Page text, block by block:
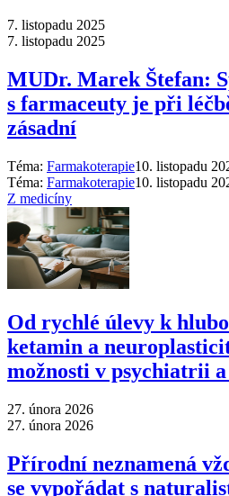
7. listopadu 2025
7. listopadu 2025
MUDr. Marek Štefan:
s farmaceuty je při
zásadní
Téma: Farmakoterapie10. listopadu
Téma: Farmakoterapie10. listopadu
Z medicíny
Od rychlé úlevy k
ketamin a
možnosti v psychiatrii
27. února 2026
27. února 2026
Přírodní neznamená
se vypořádat s